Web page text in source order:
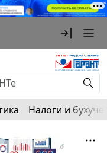
Налоги и